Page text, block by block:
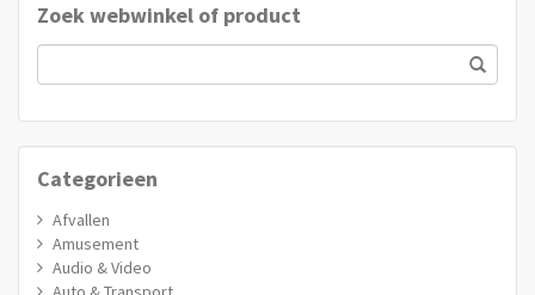
Zoek webwinkel of product
Categorieen
Afvallen
Amusement
Audio & Video